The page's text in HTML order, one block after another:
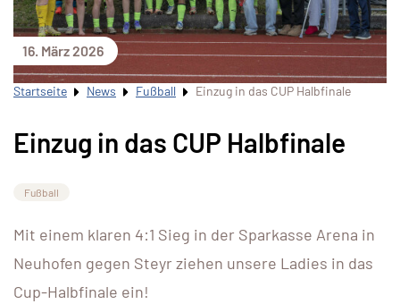
16. März 2026
Startseite News Fußball Einzug in das CUP Halbfinale
Einzug in das CUP Halbfinale
Fußball
Mit einem klaren 4:1 Sieg in der Sparkasse Arena in
Neuhofen gegen Steyr ziehen unsere Ladies in das
Cup-Halbfinale ein!